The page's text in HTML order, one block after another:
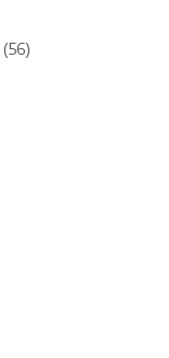
(56)